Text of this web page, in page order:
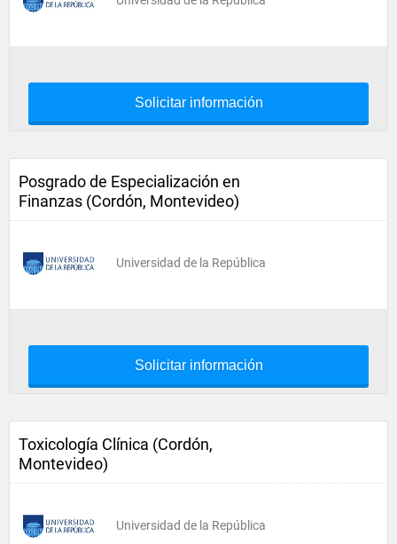
Solicitar información
Posgrado de Especialización en
Finanzas (Cordón, Montevideo)
Universidad de la República
Solicitar información
Toxicología Clínica (Cordón,
Montevideo)
Universidad de la República